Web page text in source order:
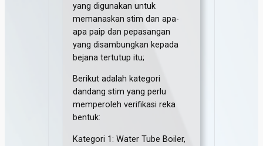
yang digunakan untuk
memanaskan stim dan apa-
apa paip dan pepasangan
yang disambungkan kepada
bejana tertutup itu;
Berikut adalah kategori
dandang stim yang perlu
memperoleh verifikasi reka
bentuk:
Kategori 1: Water Tube Boiler,